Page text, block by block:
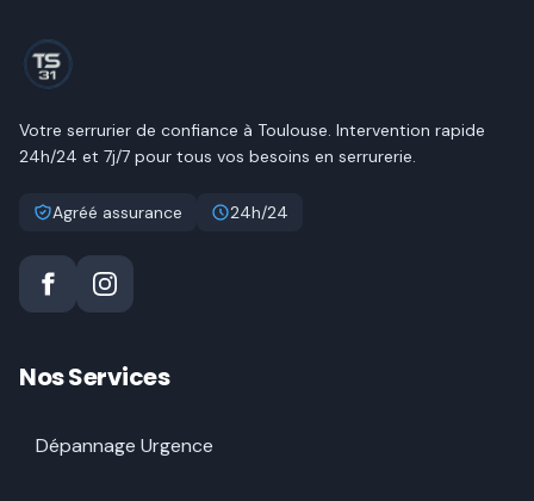
Votre serrurier de confiance à Toulouse. Intervention rapide
24h/24 et 7j/7 pour tous vos besoins en serrurerie.
Agréé assurance 24h/24
Nos Services
Dépannage Urgence